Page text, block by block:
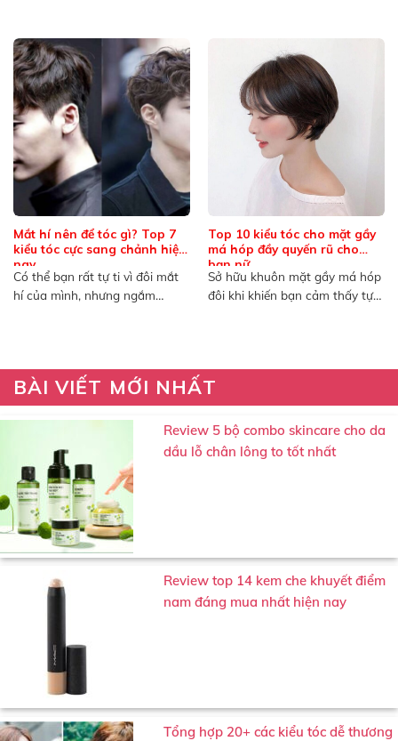
Mắt hí nên để tóc gì? Top 7
kiểu tóc cực sang chảnh hiện
nay
Có thể bạn rất tự ti vì đôi mắt
hí của mình, nhưng ngắm
Top 10 kiểu tóc cho mặt gầy
má hóp đầy quyến rũ cho
bạn nữ
Sở hữu khuôn mặt gầy má hóp
đôi khi khiến bạn cảm thấy tự
BÀI VIẾT MỚI NHẤT
Review 5 bộ combo skincare cho da
dầu lỗ chân lông to tốt nhất
Review top 14 kem che khuyết điểm
nam đáng mua nhất hiện nay
Tổng hợp 20+ các kiểu tóc dễ thương